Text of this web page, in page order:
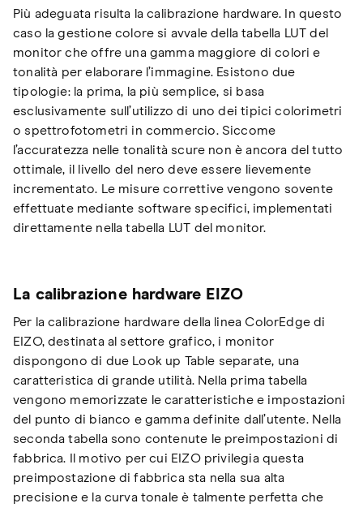
Più adeguata risulta la calibrazione hardware. In questo
caso la gestione colore si avvale della tabella LUT del
monitor che offre una gamma maggiore di colori e
tonalità per elaborare l’immagine. Esistono due
tipologie: la prima, la più semplice, si basa
esclusivamente sull’utilizzo di uno dei tipici colorimetri
o spettrofotometri in commercio. Siccome
l’accuratezza nelle tonalità scure non è ancora del tutto
ottimale, il livello del nero deve essere lievemente
incrementato. Le misure correttive vengono sovente
effettuate mediante software specifici, implementati
direttamente nella tabella LUT del monitor.
La calibrazione hardware EIZO
Per la calibrazione hardware della linea ColorEdge di
EIZO, destinata al settore grafico, i monitor
dispongono di due Look up Table separate, una
caratteristica di grande utilità. Nella prima tabella
vengono memorizzate le caratteristiche e impostazioni
del punto di bianco e gamma definite dall’utente. Nella
seconda tabella sono contenute le preimpostazioni di
fabbrica. Il motivo per cui EIZO privilegia questa
preimpostazione di fabbrica sta nella sua alta
precisione e la curva tonale è talmente perfetta che